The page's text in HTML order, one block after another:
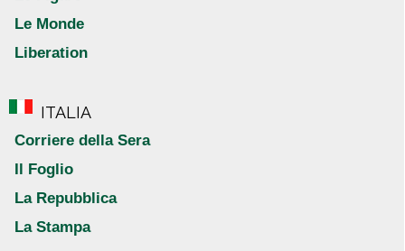
Le Monde
Liberation
ITALIA
Corriere della Sera
Il Foglio
La Repubblica
La Stampa